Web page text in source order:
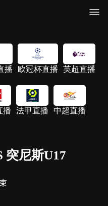
播 欧冠杯直播 英超直播
播 法甲直播 中超直播
突尼斯U17